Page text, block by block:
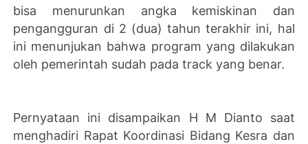
bisa menurunkan angka kemiskinan dan
pengangguran di 2 (dua) tahun terakhir ini, hal
ini menunjukan bahwa program yang dilakukan
oleh pemerintah sudah pada track yang benar.
Pernyataan ini disampaikan H M Dianto saat
menghadiri Rapat Koordinasi Bidang Kesra dan